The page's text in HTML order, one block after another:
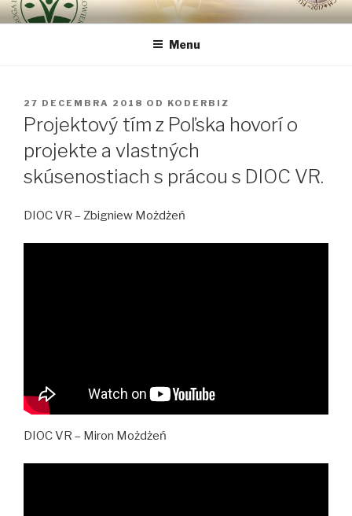
Prejsť
na
CESTA INTEGRÁLNEJ OBNOVY
ČLOVEKA VIA REGINAE
Pretože najdôležitejšie je človek …
Menu
PUBLIKOVANÉ
27 DECEMBRA 2018 OD KODERBIZ
Projektový tím z Poľska hovorí o
projekte a vlastných
skúsenostiach s prácou s DIOC VR.
DIOC VR – Zbigniew Możdżeń
DIOC VR – Miron Możdżeń